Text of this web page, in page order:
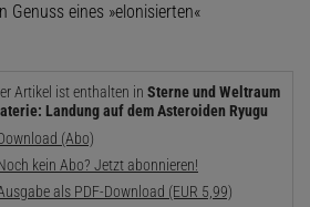
Genuss eines »elonisierten«
Artikel ist enthalten in Sterne und Weltraum
Landung auf dem Asteroiden Ryugu
(Abo)
kein Abo? Jetzt abonnieren!
als PDF-Download (EUR 5,99)